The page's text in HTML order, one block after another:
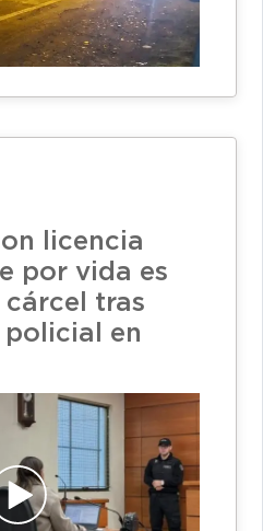
licencia
por vida es
tras
policial en